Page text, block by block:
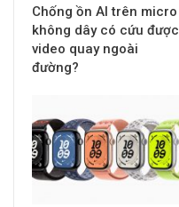
Chống ồn AI trên micro
không dây có cứu được
video quay ngoài
đường?